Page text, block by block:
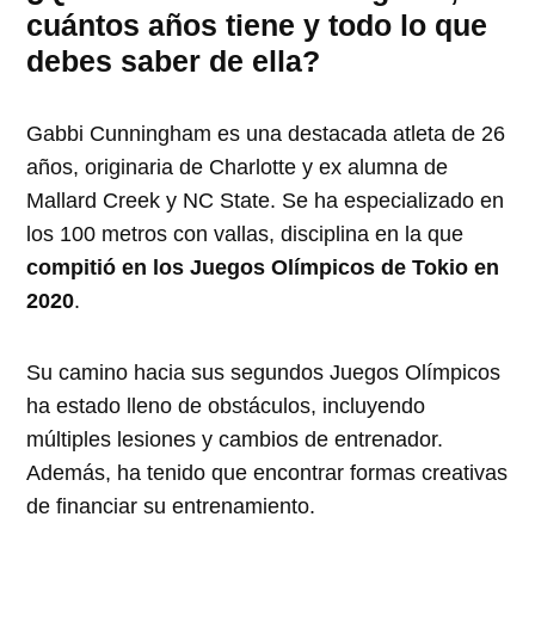
cuántos años tiene y todo lo que
debes saber de ella?
Gabbi Cunningham es una destacada atleta de 26
años, originaria de Charlotte y ex alumna de
Mallard Creek y NC State. Se ha especializado en
los 100 metros con vallas, disciplina en la que
compitió en los Juegos Olímpicos de Tokio en
2020.
Su camino hacia sus segundos Juegos Olímpicos
ha estado lleno de obstáculos, incluyendo
múltiples lesiones y cambios de entrenador.
Además, ha tenido que encontrar formas creativas
de financiar su entrenamiento.